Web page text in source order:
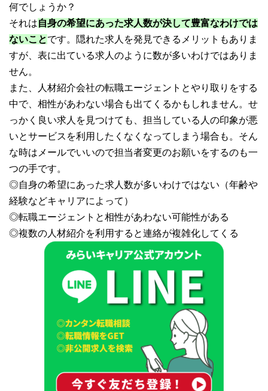
何でしょうか？
それは自身の希望にあった求人数が決して豊富なわけでは
ないことです。隠れた求人を発見できるメリットもありま
すが、表に出ている求人のように数が多いわけではありま
せん。
また、人材紹介会社の転職エージェントとやり取りをする
中で、相性があわない場合も出てくるかもしれません。せ
っかく良い求人を見つけても、担当している人の印象が悪
いとサービスを利用したくなくなってしまう場合も。そん
な時はメールでいいので担当者変更のお願いをするのも一
つの手です。
◎自身の希望にあった求人数が多いわけではない（年齢や
経験などキャリアによって）
◎転職エージェントと相性があわない可能性がある
◎複数の人材紹介を利用すると連絡が複雑化してくる